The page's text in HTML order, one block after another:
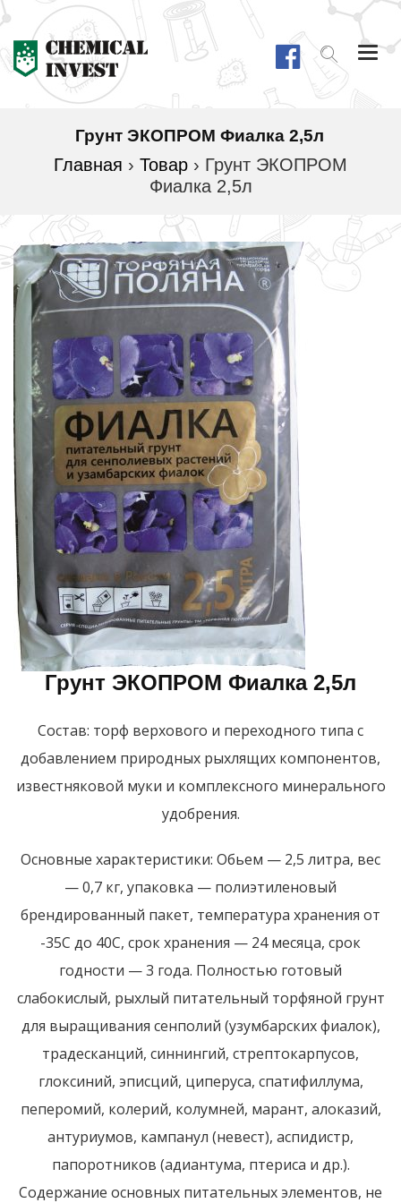
Грунт ЭКОПРОМ Фиалка 2,5л
Главная › Товар › Грунт ЭКОПРОМ
Фиалка 2,5л
Грунт ЭКОПРОМ Фиалка 2,5л
Состав: торф верхового и переходного типа с
добавлением природных рыхлящих компонентов,
известняковой муки и комплексного минерального
удобрения.
Основные характеристики: Обьем — 2,5 литра, вес
— 0,7 кг, упаковка — полиэтиленовый
брендированный пакет, температура хранения от
-35С до 40С, срок хранения — 24 месяца, срок
годности — 3 года. Полностью готовый
слабокислый, рыхлый питательный торфяной грунт
для выращивания сенполий (узумбарских фиалок),
традесканций, синнингий, стрептокарпусов,
глоксиний, эписций, циперуса, спатифиллума,
пеперомий, колерий, колумней, марант, алоказий,
антуриумов, кампанул (невест), аспидистр,
папоротников (адиантума, птериса и др.).
Содержание основных питательных элементов, не